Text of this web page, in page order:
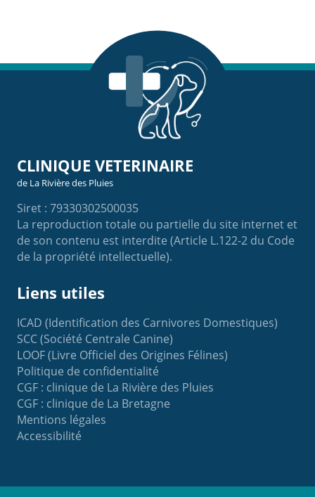
CLINIQUE VETERINAIRE
de La Rivière des Pluies
Siret : 79330302500035
La reproduction totale ou partielle du site internet et
de son contenu est interdite (Article L.122-2 du Code
de la propriété intellectuelle).
Liens utiles
ICAD (Identification des Carnivores Domestiques)
SCC (Société Centrale Canine)
LOOF (Livre Officiel des Origines Félines)
Politique de confidentialité
CGF : clinique de La Rivière des Pluies
CGF : clinique de La Bretagne
Mentions légales
Accessibilité